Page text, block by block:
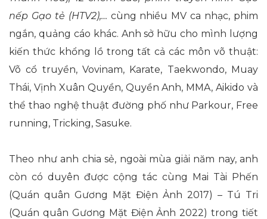
nếp Gạo tẻ (HTV2),… cùng nhiều MV ca nhạc, phim
ngắn, quảng cáo khác. Anh sở hữu cho mình lượng
kiến thức khổng lồ trong tất cả các môn võ thuật:
Võ cổ truyền, Vovinam, Karate, Taekwondo, Muay
Thái, Vịnh Xuân Quyền, Quyền Anh, MMA, Aikido và
thể thao nghệ thuật đường phố như Parkour, Free
running, Tricking, Sasuke.
Theo như anh chia sẻ, ngoài mùa giải năm nay, anh
còn có duyên được cộng tác cùng Mai Tài Phến
(Quán quân Gương Mặt Điện Ảnh 2017) – Tú Tri
(Quán quân Gương Mặt Điện Ảnh 2022) trong tiết